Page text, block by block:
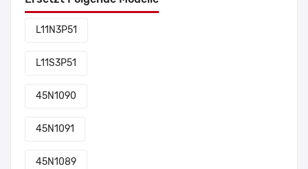
L11N3P51
L11S3P51
45N1090
45N1091
45N1089